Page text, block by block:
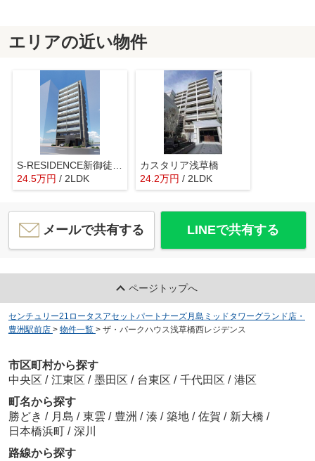
エリアの近い物件
24.5万円 / 2LDK
カスタリア浅草橋
24.2万円 / 2LDK
メールで共有する LINEで共有する
ページトップへ
センチュリー21ロータスアセットパートナーズ月島ミッドタワーグランド店・
豊洲駅前店 > 物件一覧 > ザ・パークハウス浅草橋西レジデンス
市区町村から探す
中央区 / 江東区 / 墨田区 / 台東区 / 千代田区 / 港区
町名から探す
勝どき / 月島 / 東雲 / 豊洲 / 湊 / 築地 / 佐賀 / 新大橋 /
日本橋浜町 / 深川
路線から探す